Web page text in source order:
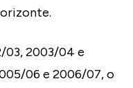
03, 2003/04 e
06 e 2006/07, o